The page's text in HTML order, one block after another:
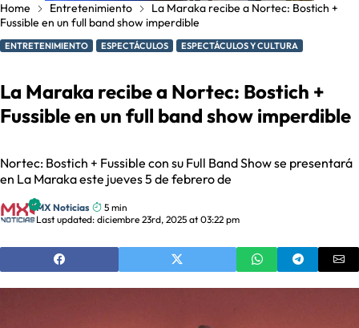
Home Entretenimiento
La Maraka recibe a Nortec: Bostich +
Fussible en un full band show imperdible
ENTRETENIMIENTO ESPECTÁCULOS ESPECTÁCULOS Y CULTURA
La Maraka recibe a Nortec: Bostich +
Fussible en un full band show imperdible
Nortec: Bostich + Fussible con su Full Band Show se presentará
en La Maraka este jueves 5 de febrero de
MX Noticias
5 min
Last updated: diciembre 23rd, 2025 at 03:22 pm